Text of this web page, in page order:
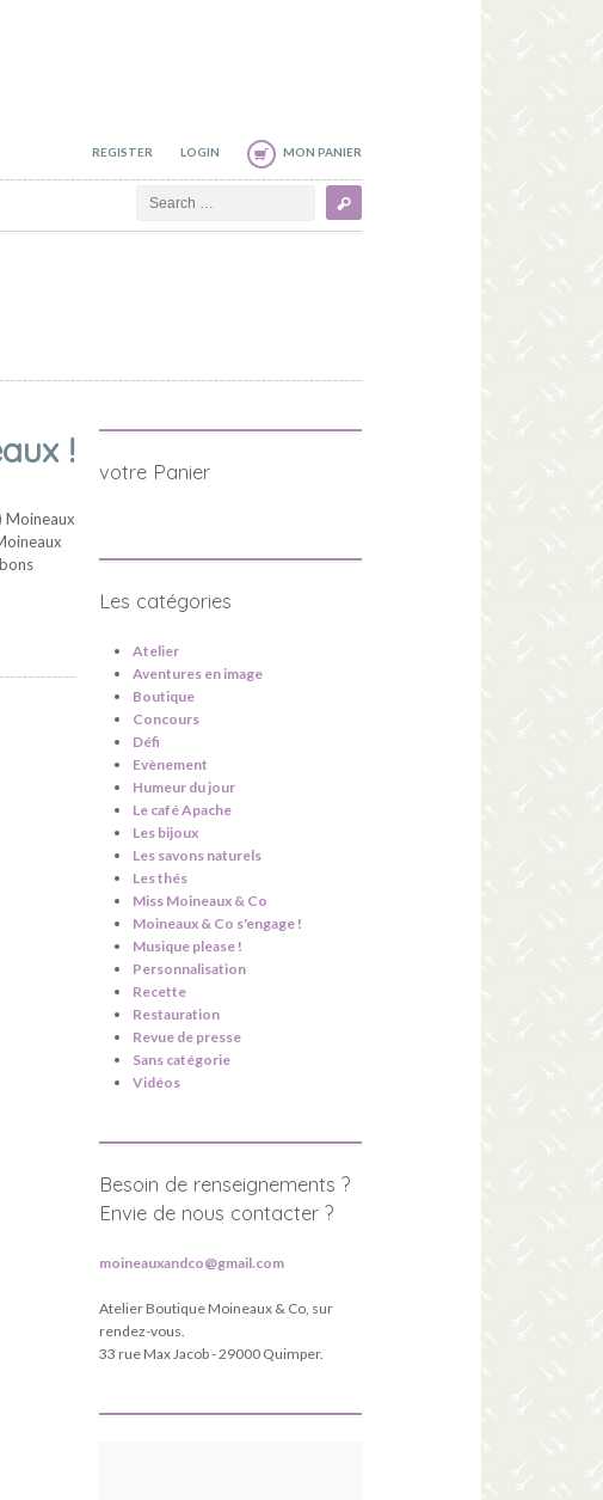
REGISTER LOGIN MON PANIER
!
Moineaux
votre Panier
Les catégories
Atelier
Aventures en image
Boutique
Concours
Défi
Evènement
Humeur du jour
Le café Apache
Les bijoux
Les savons naturels
Les thés
Miss Moineaux & Co
Moineaux & Co s'engage !
Musique please !
Personnalisation
Recette
Restauration
Revue de presse
Sans catégorie
Vidéos
Besoin de renseignements ?
Envie de nous contacter ?
moineauxandco@gmail.com
Atelier Boutique Moineaux & Co, sur
rendez-vous.
33 rue Max Jacob - 29000 Quimper.